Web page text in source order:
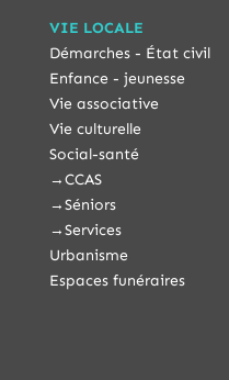
VIE LOCALE
Démarches - État civil
Enfance - jeunesse
Vie associative
Vie culturelle
Social-santé
→CCAS
→Séniors
→Services
Urbanisme
Espaces funéraires